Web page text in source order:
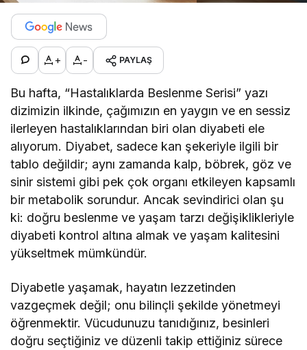
+ - PAYLAŞ
Bu hafta, “Hastalıklarda Beslenme Serisi” yazı
dizimizin ilkinde, çağımızın en yaygın ve en sessiz
ilerleyen hastalıklarından biri olan diyabeti ele
alıyorum. Diyabet, sadece kan şekeriyle ilgili bir
tablo değildir; aynı zamanda kalp, böbrek, göz ve
sinir sistemi gibi pek çok organı etkileyen kapsamlı
bir metabolik sorundur. Ancak sevindirici olan şu
ki: doğru beslenme ve yaşam tarzı değişiklikleriyle
diyabeti kontrol altına almak ve yaşam kalitesini
yükseltmek mümkündür.
Diyabetle yaşamak, hayatın lezzetinden
vazgeçmek değil; onu bilinçli şekilde yönetmeyi
öğrenmektir. Vücudunuzu tanıdığınız, besinleri
doğru seçtiğiniz ve düzenli takip ettiğiniz sürece